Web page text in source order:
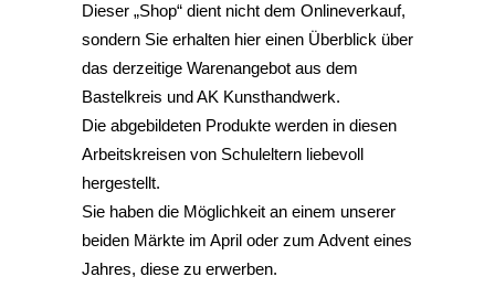
Dieser „Shop“ dient nicht dem Onlineverkauf,
sondern Sie erhalten hier einen Überblick über
das derzeitige Warenangebot aus dem
Bastelkreis und AK Kunsthandwerk.
Die abgebildeten Produkte werden in diesen
Arbeitskreisen von Schuleltern liebevoll
hergestellt.
Sie haben die Möglichkeit an einem unserer
beiden Märkte im April oder zum Advent eines
Jahres, diese zu erwerben.